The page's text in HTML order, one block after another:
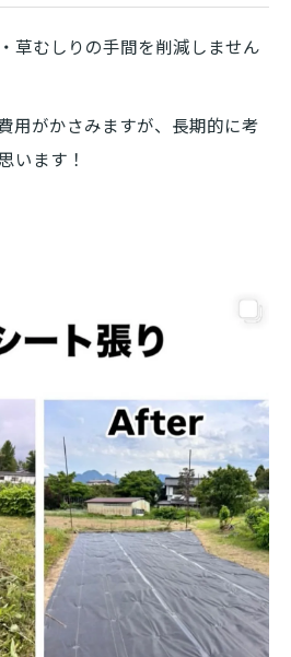
草むしりの手間を削減しません
用がかさみますが、長期的に考
います！